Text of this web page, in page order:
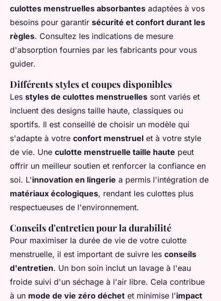
culottes menstruelles absorbantes adaptées à vos
besoins pour garantir sécurité et confort durant les
règles. Consultez les indications de mesure
d'absorption fournies par les fabricants pour vous
guider.
Différents styles et coupes disponibles
Les styles de culottes menstruelles sont variés et
incluent des designs taille haute, classiques ou
sportifs. Il est conseillé de choisir un modèle qui
s'adapte à votre confort menstruel et à votre style
de vie. Une culotte menstruelle taille haute peut
offrir un meilleur soutien et renforcer la confiance en
soi. L'innovation en lingerie a permis l'intégration de
matériaux écologiques, rendant les culottes plus
respectueuses de l'environnement.
Conseils d'entretien pour la durabilité
Pour maximiser la durée de vie de votre culotte
menstruelle, il est important de suivre les conseils
d'entretien. Un bon soin inclut un lavage à l'eau
froide suivi d'un séchage à l'air libre. Cela contribue
à un mode de vie zéro déchet et minimise l'impact